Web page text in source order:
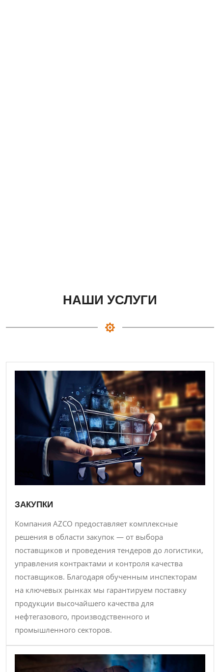
НАШИ УСЛУГИ
ЗАКУПКИ
Компания AZCO предоставляет комплексные
решения в области закупок — от выбора
поставщиков и проведения тендеров до логистики,
управления контрактами и контроля качества
поставщиков. Благодаря обученным инспекторам
на ключевых рынках мы гарантируем поставку
продукции высочайшего качества для
нефтегазового, производственного и
промышленного секторов.